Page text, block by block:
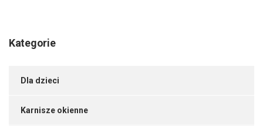
Kategorie
Dla dzieci
Karnisze okienne